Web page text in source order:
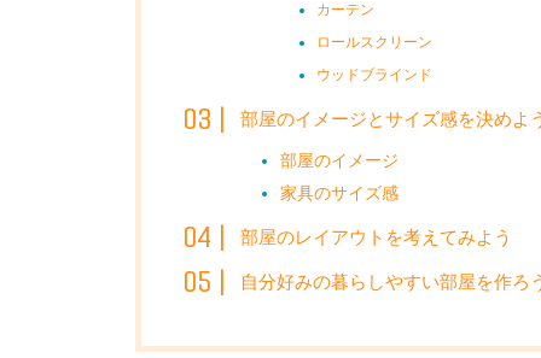
カーテン
ロールスクリーン
ウッドブラインド
部屋のイメージとサイズ感を決めよ
部屋のイメージ
家具のサイズ感
部屋のレイアウトを考えてみよう
自分好みの暮らしやすい部屋を作ろ